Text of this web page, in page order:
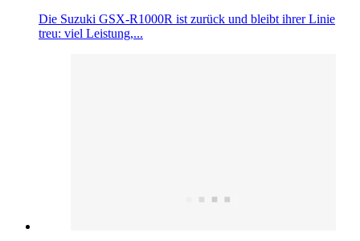
Die Suzuki GSX-R1000R ist zurück und bleibt ihrer Linie
treu: viel Leistung,...